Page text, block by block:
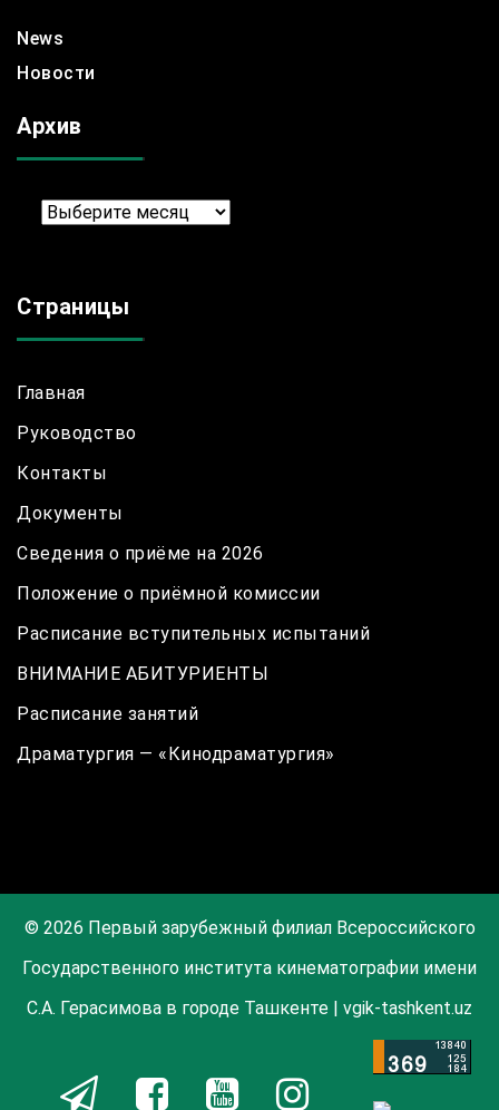
News
Новости
Архив
Архив
Страницы
Главная
Руководство
Контакты
Документы
Сведения о приёме на 2026
Положение о приёмной комиссии
Расписание вступительных испытаний
ВНИМАНИЕ АБИТУРИЕНТЫ
Расписание занятий
Драматургия — «Кинодраматургия»
© 2026 Первый зарубежный филиал Всероссийского
Государственного института кинематографии имени
С.А. Герасимова в городе Ташкенте | vgik-tashkent.uz